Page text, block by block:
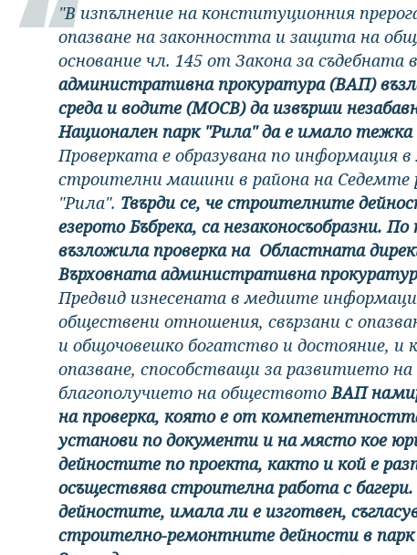
"В изпълнение на конституционния
опазване на законността и защита на
основание чл. 145 от Закона за съдебната
административна прокуратура (ВАП)
среда и водите (МОСВ) да извърши
Национален парк "Рила" да е имало
Проверката е образувана по информация
строителни машини в района на Седемте
"Рила". Твърди се, че строителните
езерото Бъбрека, са незаконосъобразни.
възложила проверка на Областната
Върховната административна
Предвид изнесената в медиите
обществени отношения, свързани с
и общочовешко богатство и достояние, и
опазване, способстващи за развитието
благополучието на обществотоВАП
на проверка, която е от
установи по документи и на място кое
дейностите по проекта, както и кой е
осъществява строителна работа с
дейностите, имала ли е изготвен,
строително-ремонтните дейности в